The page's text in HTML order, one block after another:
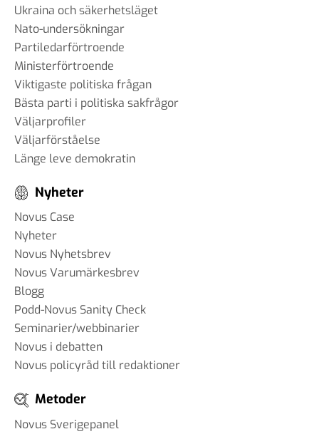
Ukraina och säkerhetsläget
Nato-undersökningar
Partiledarförtroende
Ministerförtroende
Viktigaste politiska frågan
Bästa parti i politiska sakfrågor
Väljarprofiler
Väljarförståelse
Länge leve demokratin
Nyheter
Novus Case
Nyheter
Novus Nyhetsbrev
Novus Varumärkesbrev
Blogg
Podd-Novus Sanity Check
Seminarier/webbinarier
Novus i debatten
Novus policyråd till redaktioner
Metoder
Novus Sverigepanel